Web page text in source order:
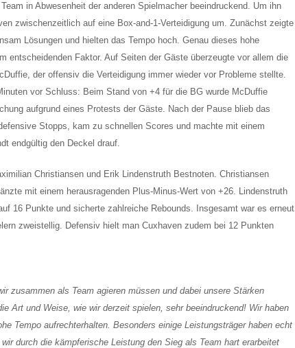
in Abwesenheit der anderen Spielmacher beeindruckend. Um ihn
zwischenzeitlich auf eine Box-and-1-Verteidigung um. Zunächst zeigte
Lösungen und hielten das Tempo hoch. Genau dieses hohe
entscheidenden Faktor. Auf Seiten der Gäste überzeugte vor allem die
der offensiv die Verteidigung immer wieder vor Probleme stellte.
vor Schluss: Beim Stand von +4 für die BG wurde McDuffie
aufgrund eines Protests der Gäste. Nach der Pause blieb das
Stopps, kam zu schnellen Scores und machte mit einem
endgültig den Deckel drauf.
Christiansen und Erik Lindenstruth Bestnoten. Christiansen
mit einem herausragenden Plus-Minus-Wert von +26. Lindenstruth
16 Punkte und sicherte zahlreiche Rebounds. Insgesamt war es erneut
zweistellig. Defensiv hielt man Cuxhaven zudem bei 12 Punkten
zusammen als Team agieren müssen und dabei unsere Stärken
Art und Weise, wie wir derzeit spielen, sehr beeindruckend! Wir haben
Tempo aufrechterhalten. Besonders einige Leistungsträger haben echt
durch die kämpferische Leistung den Sieg als Team hart erarbeitet